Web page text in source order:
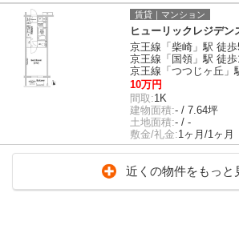
賃貸｜マンション
ヒューリックレジデン
京王線「柴崎」駅 徒歩
京王線「国領」駅 徒歩
京王線「つつじヶ丘」
10万円
間取:1K
建物面積:- / 7.64坪
土地面積:- / -
敷金/礼金:1ヶ月/1ヶ月
近くの物件をもっと